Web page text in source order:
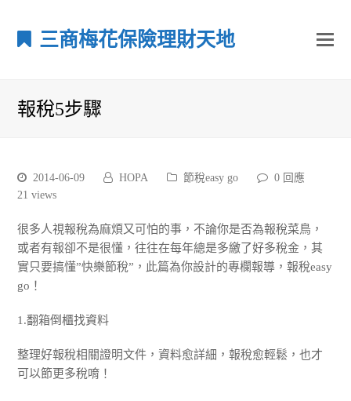
三商梅花保險理財天地
報稅5步驟
2014-06-09 HOPA 節稅easy go
0 回應
21 views
很多人視報稅為麻煩又可怕的事，不論你是否為報稅菜鳥，
或者有報卻不是很懂，往往在每年總是多繳了好多稅金，其
實只要搞懂”快樂節稅”，此篇為你設計的專欄報導，報稅easy
go！
1.翻箱倒櫃找資料
整理好報稅相關證明文件，資料愈詳細，報稅愈輕鬆，也才
可以節更多稅唷！